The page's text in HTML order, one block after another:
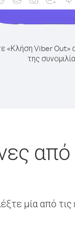
«Κλήση Viber Out»
της
μία από τις